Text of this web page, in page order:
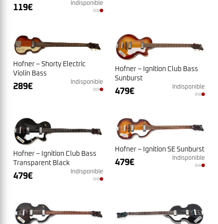
119€ Indisponible
Hofner – Shorty Electric
Violin Bass
289€ Indisponible
Hofner – Ignition Club Bass
Sunburst
479€ Indisponible
Hofner – Ignition Club Bass
Transparent Black
479€ Indisponible
Hofner – Ignition SE Sunburst
479€ Indisponible